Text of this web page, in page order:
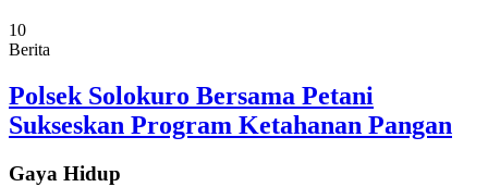
10
Berita
Polsek Solokuro Bersama Petani
Sukseskan Program Ketahanan Pangan
Gaya Hidup